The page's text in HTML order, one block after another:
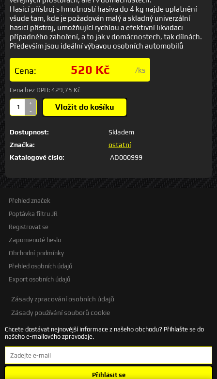
Hasicí přístroj s hmotností hasiva do 4 kg najde uplatnění
všude tam, kde je požadován malý a skladný univerzální
hasicí přístroj, umožňující rychlou a efektivní likvidaci
případného zahoření, a to jak v domácnostech, tak dílnách.
Především jsou ideální výbavou osobních automobilů
Cena: 520 Kč /ks
Cena bez DPH: 429,75 Kč
+
-
Vložit do košíku
Dostupnost:
Skladem
Značka:
ostatní
Katalogové číslo:
AD000999
Přehled značek
Poptávka filtru JR
Registrovat se
Zapomenuté heslo
Obchodní podmínky
Přehled osobních údajů
Export osobních údajů
Zásady zpracování osobních údajů
Zásady používání souborů cookie
Chcete dostávat nejnovější informace z našeho obchodu? Přihlašte se do
našeho e-mailového zpravodaje.
Přihlásit se